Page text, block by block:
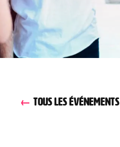
TOUS LES ÉVÉNEMENTS